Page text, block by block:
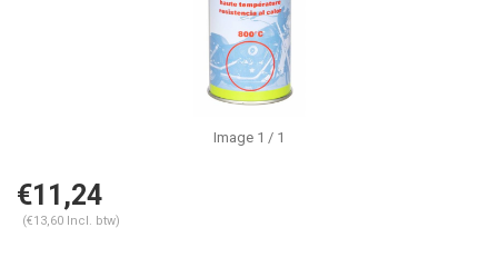
Image 1 / 1
€11,24
(€13,60 Incl. btw)